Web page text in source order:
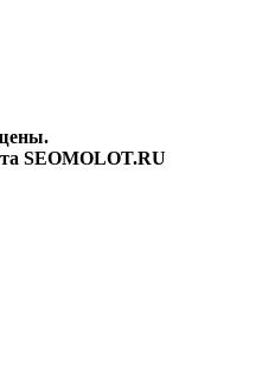
SEOMOLOT.RU